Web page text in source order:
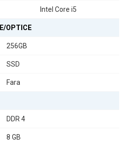
Generația a 10-ade procesoare Intel,
de2.30GHz
decente pentru sarcini de zi cu zi.
Optiplex 5490
de lucru sau de divertisment.
Intel Core i5
OPTICE
256GB
SSD
Fara
DDR 4
8 GB